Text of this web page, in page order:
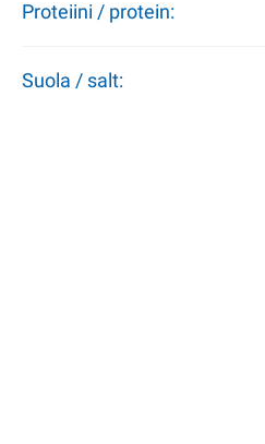
Proteiini / protein:
Suola / salt: